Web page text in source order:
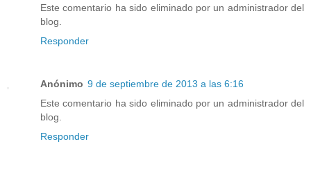
Este comentario ha sido eliminado por un administrador del
blog.
Responder
Anónimo 9 de septiembre de 2013 a las 6:16
Este comentario ha sido eliminado por un administrador del
blog.
Responder